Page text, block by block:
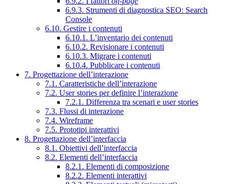
6.9.3. Strumenti di diagnostica SEO: Search
Console
6.10. Gestire i contenuti
6.10.1. L’inventario dei contenuti
6.10.2. Revisionare i contenuti
6.10.3. Migrare i contenuti
6.10.4. Pubblicare i contenuti
7. Progettazione dell’interazione
7.1. Caratteristiche dell’interazione
7.2. User stories per definire l’interazione
7.2.1. Differenza tra scenari e user stories
7.3. Flussi di interazione
7.4. Wireframe
7.5. Prototipi interattivi
8. Progettazione dell’interfaccia
8.1. Obiettivi dell’interfaccia
8.2. Elementi dell’interfaccia
8.2.1. Elementi di composizione
8.2.2. Elementi interattivi